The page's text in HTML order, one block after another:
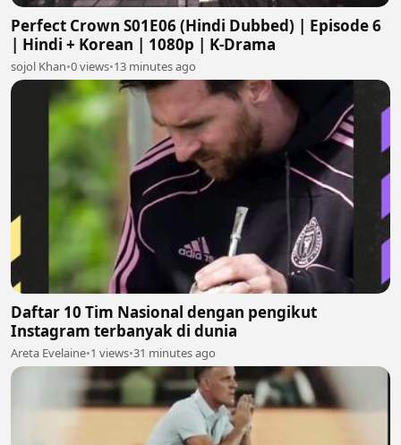
Perfect Crown S01E06 (Hindi Dubbed) | Episode 6
| Hindi + Korean | 1080p | K-Drama
sojol Khan•0 views•13 minutes ago
Daftar 10 Tim Nasional dengan pengikut
Instagram terbanyak di dunia
Areta Evelaine•1 views•31 minutes ago